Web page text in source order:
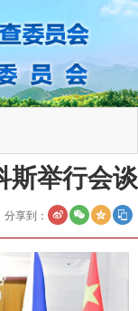
斯举行会谈
分享到：